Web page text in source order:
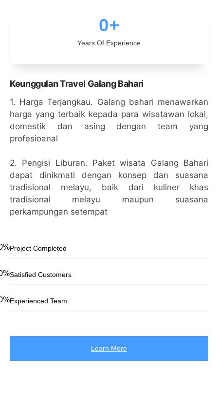
Years Of Experience
0+
Keunggulan Travel Galang Bahari
1. Harga Terjangkau. Galang bahari menawarkan
harga yang terbaik kepada para wisatawan lokal,
domestik dan asing dengan team yang
profesioanal
2. Pengisi Liburan. Paket wisata Galang Bahari
dapat dinikmati dengan konsep dan suasana
tradisional melayu, baik dari kuliner khas
tradisional melayu maupun suasana
perkampungan setempat
Project Completed
%
Satisfied Customers
%
Experienced Team
%
Learn More